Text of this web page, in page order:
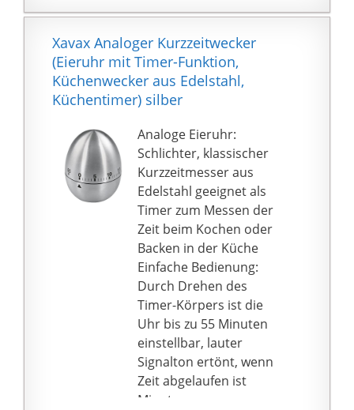
Aufhängen.
x AAA Batterie (nicht im
Lieferumfang
enthalten).
zuverlässig und stets
einsatzbereit. Er zählt
von bis zu 60 Minuten
genau herunter und
verfügt über einen
lauten Klingelton, um
Ihre Aufmerksamkeit zu
erregen
Traditioneller Timer mit
modernem Touch:
Langlebig und tragbar
mit außergewöhnlicher
Genauigkeit. Seine
stilvolle Oberfläche aus
Edelstahl sieht in jeder
Küche elegant aus
Präzision, auf die man
stolz sein kann: Es
werden keine Kabel
oder Batterien benötigt
– dieser herkömmliche
Xavax Analoger Kurzzeitwecker
(Eieruhr mit Timer-Funktion,
Küchenwecker aus Edelstahl,
Küchentimer) silber
Analoge Eieruhr:
Schlichter, klassischer
Kurzzeitmesser aus
Edelstahl geeignet als
Timer zum Messen der
Zeit beim Kochen oder
Backen in der Küche
Einfache Bedienung:
Durch Drehen des
Timer-Körpers ist die
Uhr bis zu 55 Minuten
einstellbar, lauter
Signalton ertönt, wenn
Zeit abgelaufen ist
Minutengenaue